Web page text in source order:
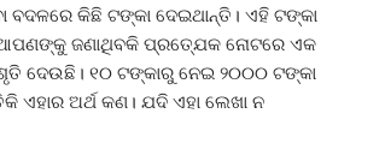
କିଛି ଟଙ୍କା ଦେଇଥାନ୍ତି। ଏହି ଟଙ୍କା
ଜଣାଥିବକି ପ୍ରତ୍ଯେକ ନୋଟରେ ଏକ
ଦେଉଛି। ୧୦ ଟଙ୍କାରୁ ନେଇ ୨୦୦୦ ଟଙ୍କା
ଏହାର ଅର୍ଥ କଣ। ଯଦି ଏହା ଲେଖା ନ